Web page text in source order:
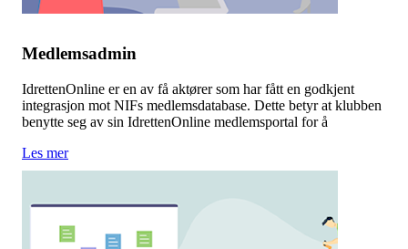
Medlemsadmin
IdrettenOnline er en av få aktører som har fått en godkjent
integrasjon mot NIFs medlemsdatabase. Dette betyr at klubben
benytte seg av sin IdrettenOnline medlemsportal for å
Les mer